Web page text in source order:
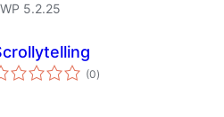
5.2.25
(0valutazioni
totali
)